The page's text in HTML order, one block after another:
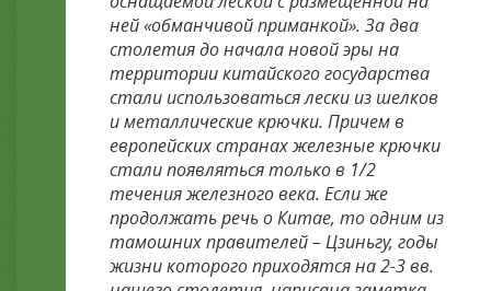
ней «обманчивой приманкой». За два
столетия до начала новой эры на
территории китайского государства
стали использоваться лески из шелков
и металлические крючки. Причем в
европейских странах железные крючки
стали появляться только в 1/2
течения железного века. Если же
продолжать речь о Китае, то одним из
тамошних правителей – Цзиньгу, годы
жизни которого приходятся на 2-3 вв.